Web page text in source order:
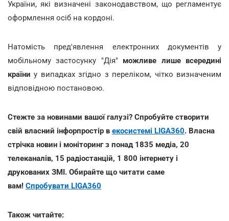
України, які визначені законодавством, що регламентує
оформлення осіб на кордоні.
Натомість пред'явлення електронних документів у
мобільному застосунку "Дія" можливе лише всередині
країни у випадках згідно з переліком, чітко визначеним
відповідною постановою.
Стежте за новинами вашої галузі? Спробуйте створити
свій власний інфорпростір в екосистемі LIGA360. Власна
стрічка новин і моніторинг з понад 1835 медіа, 20
телеканалів, 15 радіостанцій, 1 800 інтернету і
друкованих ЗМІ. Обирайте що читати саме
вам! Спробувати LIGA360
Також читайте: